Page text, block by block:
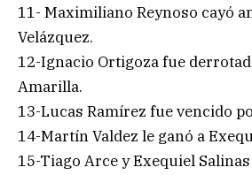
11- Maximiliano Reynoso cayó
Velázquez.
12-Ignacio Ortigoza fue
Amarilla.
13-Lucas Ramírez fue vencido
14-Martín Valdez le ganó a
15-Tiago Arce y Exequiel